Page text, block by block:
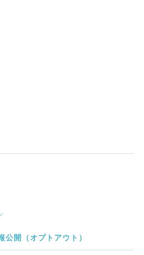
公開（オプトアウト）